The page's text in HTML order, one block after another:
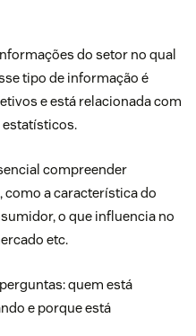
do setor no qual
tipo de informação é
e está relacionada com
compreender
a característica do
o que influencia no
etc.
quem está
e porque está